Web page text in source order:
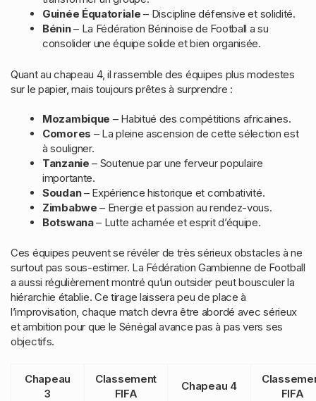
Guinée Équatoriale – Discipline défensive et solidité.
Bénin– La Fédération Béninoise de Football a su
consolider une équipe solide et bien organisée.
Quant au chapeau 4, il rassemble des équipes plus modestes
sur le papier, mais toujours prêtes à surprendre :
Mozambique – Habitué des compétitions africaines.
Comores – La pleine ascension de cette sélection est
à souligner.
Tanzanie – Soutenue par une ferveur populaire
importante.
Soudan– Expérience historique et combativité.
Zimbabwe – Energie et passion au rendez-vous.
Botswana– Lutte acharnée et esprit d’équipe.
Ces équipes peuvent se révéler de très sérieux obstacles à ne
surtout pas sous-estimer. La Fédération Gambienne de Football
a aussi régulièrement montré qu’un outsider peut bousculer la
hiérarchie établie. Ce tirage laissera peu de place à
l’improvisation, chaque match devra être abordé avec sérieux
et ambition pour que le Sénégal avance pas à pas vers ses
objectifs.
Chapeau
3
Classement
FIFA
Chapeau 4
FIFA